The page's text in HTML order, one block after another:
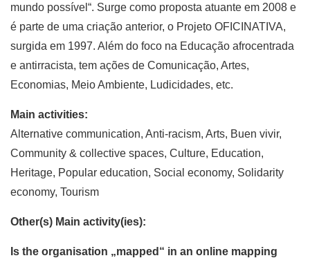
mundo possível“. Surge como proposta atuante em 2008 e
é parte de uma criação anterior, o Projeto OFICINATIVA,
surgida em 1997. Além do foco na Educação afrocentrada
e antirracista, tem ações de Comunicação, Artes,
Economias, Meio Ambiente, Ludicidades, etc.
Main activities:
Alternative communication, Anti-racism, Arts, Buen vivir,
Community & collective spaces, Culture, Education,
Heritage, Popular education, Social economy, Solidarity
economy, Tourism
Other(s) Main activity(ies):
Is the organisation „mapped“ in an online mapping